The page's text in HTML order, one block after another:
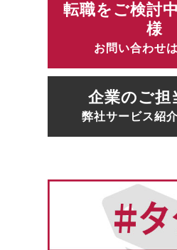
転職をご検討
様
お問い合わせ
企業のご担
弊社サービス紹